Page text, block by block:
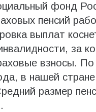
фонд
пенсий
выплат
за
взносы.
в нашей
размер